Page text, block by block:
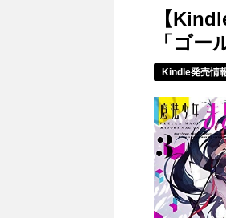
【
「ゴ
Kindle発売情